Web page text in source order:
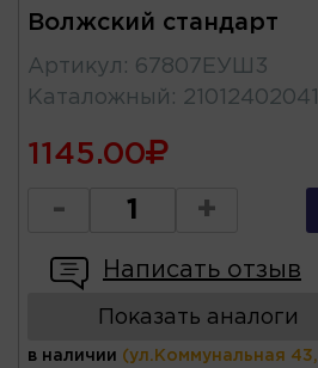
Волжский стандарт
Артикул : 67807ЕУШ3
Каталожный : 21012402041
1145.00
- +
Написать отзыв
Показать аналоги
в наличии (ул.Коммунальная 43,